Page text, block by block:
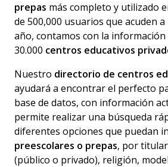
prepas más completo y utilizado
de 500,000 usuarios que acuden
año, contamos con la información
30.000 centros educativos
Nuestro directorio de centros
ayudará a encontrar el perfecto
base de datos, con información
permite realizar una búsqueda
diferentes opciones que puedan
preescolares o prepas, por
(público o privado), religión,